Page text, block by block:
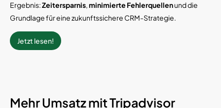
Ergebnis:Zeitersparnis,minimierte Fehlerquellenund die
Grundlage für eine zukunftssichere CRM-Strategie.
Jetzt lesen!
Mehr Umsatz mit Tripadvisor